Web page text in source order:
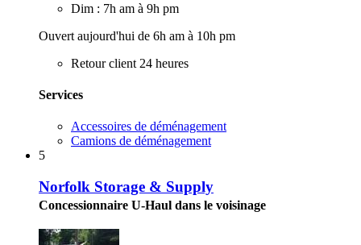
Dim : 7h am à 9h pm
Ouvert aujourd'hui de 6h am à 10h pm
Retour client 24 heures
Services
Accessoires de déménagement
Camions de déménagement
5
Norfolk Storage & Supply
Concessionnaire U-Haul dans le voisinage